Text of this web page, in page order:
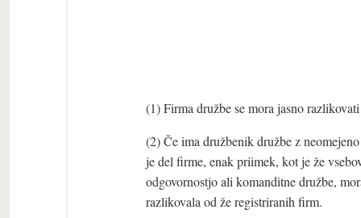
(1) Firma družbe se mora jasno
(2) Če ima družbenik družbe z
je del firme, enak priimek, kot je že
odgovornostjo ali komanditne družbe,
razlikovala od že registriranih firm.